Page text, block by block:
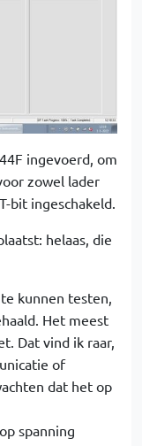
ingevoerd, om
zowel lader
bit ingeschakeld.
helaas, die
kunnen testen,
Het meest
Dat vind ik raar,
of
dat het op
spanning